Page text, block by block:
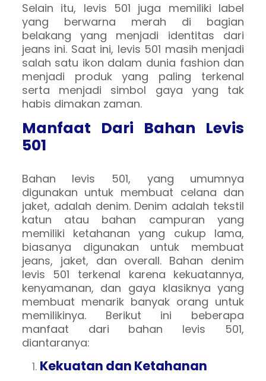
Selain itu, levis 501 juga memiliki label
yang berwarna merah di bagian
belakang yang menjadi identitas dari
jeans ini. Saat ini, levis 501 masih menjadi
salah satu ikon dalam dunia fashion dan
menjadi produk yang paling terkenal
serta menjadi simbol gaya yang tak
habis dimakan zaman.
Manfaat Dari Bahan Levis
501
Bahan levis 501, yang umumnya
digunakan untuk membuat celana dan
jaket, adalah denim. Denim adalah tekstil
katun atau bahan campuran yang
memiliki ketahanan yang cukup lama,
biasanya digunakan untuk membuat
jeans, jaket, dan overall. Bahan denim
levis 501 terkenal karena kekuatannya,
kenyamanan, dan gaya klasiknya yang
membuat menarik banyak orang untuk
memilikinya. Berikut ini beberapa
manfaat dari bahan levis 501,
diantaranya:
Kekuatan dan Ketahanan